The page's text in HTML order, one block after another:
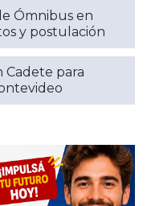
Ómnibus en
y postulación
Cadete para